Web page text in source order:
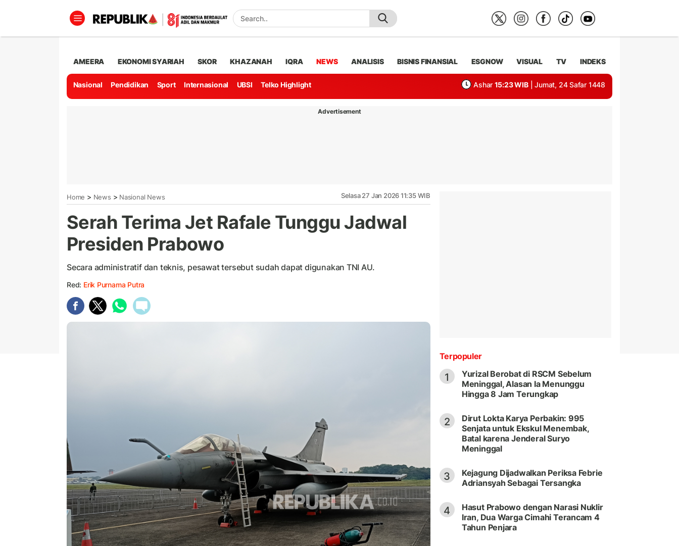
AMEERA EKONOMI SYARIAH SKOR KHAZANAH IQRA NEWS ANALISIS BISNIS FINANSIAL ESGNOW VISUAL TV INDEKS
Nasional Pendidikan Sport Internasional UBSI Telko Highlight Ashar 15:23 WIB | Jumat, 24 Safar 1448
Advertisement
Home > News > Nasional News Selasa 27 Jan 2026 11:35 WIB
Serah Terima Jet Rafale Tunggu Jadwal
Presiden Prabowo
Secara administratif dan teknis, pesawat tersebut sudah dapat digunakan TNI AU.
Red: Erik Purnama Putra
Terpopuler
1
Yurizal Berobat di RSCM Sebelum
Meninggal, Alasan Ia Menunggu
Hingga 8 Jam Terungkap
2
Dirut Lokta Karya Perbakin: 995
Senjata untuk Ekskul Menembak,
Batal karena Jenderal Suryo
Meninggal
3
Kejagung Dijadwalkan Periksa Febrie
Adriansyah Sebagai Tersangka
4
Hasut Prabowo dengan Narasi Nuklir
Iran, Dua Warga Cimahi Terancam 4
Tahun Penjara